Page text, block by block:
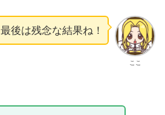
ここ
最後は残念な結果ね！